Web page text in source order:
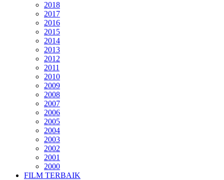
2018
2017
2016
2015
2014
2013
2012
2011
2010
2009
2008
2007
2006
2005
2004
2003
2002
2001
2000
FILM TERBAIK